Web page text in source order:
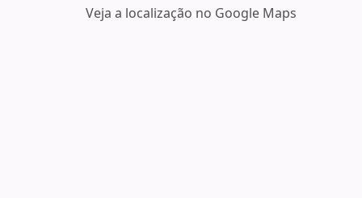
Veja a localização no Google Maps